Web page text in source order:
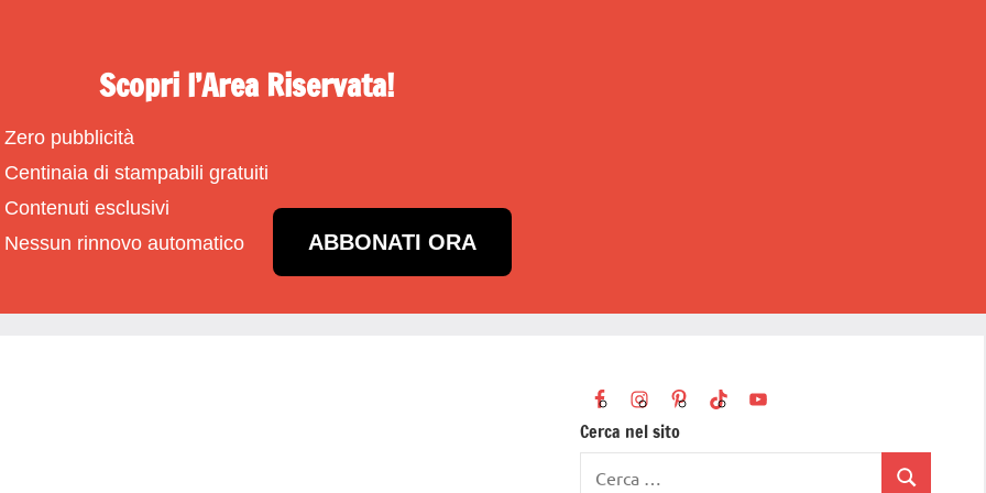
Scopri l’Area Riservata!
Zero pubblicità
Centinaia di stampabili gratuiti
Contenuti esclusivi
Nessun rinnovo automatico
ABBONATI ORA
Cerca nel sito